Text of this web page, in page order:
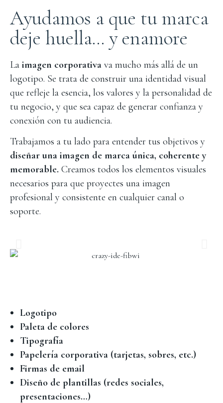
Ayudamos a que tu marca
deje huella… y enamore
La imagen corporativa va mucho más allá de un
logotipo. Se trata de construir una identidad visual
que refleje la esencia, los valores y la personalidad de
tu negocio, y que sea capaz de generar confianza y
conexión con tu audiencia.
Trabajamos a tu lado para entender tus objetivos y
diseñar una imagen de marca única, coherente y
memorable. Creamos todos los elementos visuales
necesarios para que proyectes una imagen
profesional y consistente en cualquier canal o
soporte.
Logotipo
Paleta de colores
Tipografía
Papelería corporativa (tarjetas, sobres, etc.)
Firmas de email
Diseño de plantillas (redes sociales,
presentaciones…)